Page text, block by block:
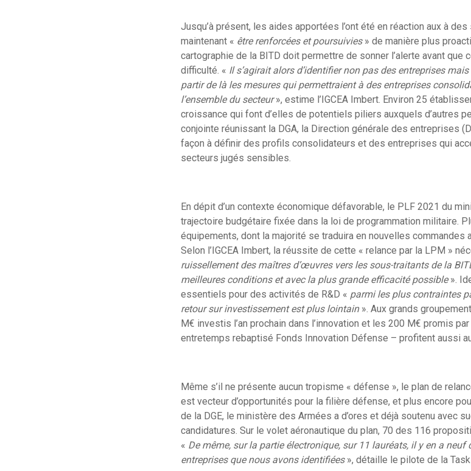
Jusqu’à présent, les aides apportées l’ont été en réaction aux à
maintenant « être renforcées et poursuivies» de manière plus
cartographie de la BITD doit permettre de sonner l’alerte avant que
difficulté. « Il s’agirait alors d’identifier non pas des entreprises
partir de là les mesures qui permettraient à des entreprises
l’ensemble du secteur», estime l’IGCEA Imbert. Environ 25
croissance qui font d’elles de potentiels piliers auxquels d’autres
conjointe réunissant la DGA, la Direction générale des entreprises
façon à définir des profils consolidateurs et des entreprises qui
secteurs jugés sensibles.
En dépit d’un contexte économique défavorable, le PLF 2021 du
trajectoire budgétaire fixée dans la loi de programmation militaire.
équipements, dont la majorité se traduira en nouvelles
Selon l’IGCEA Imbert, la réussite de cette « relance par la LPM »
ruissellement des maîtres d’œuvres vers les sous-traitants de la
meilleures conditions et avec la plus grande efficacité possible».
essentiels pour des activités de R&D « parmi les plus contraintes
retour sur investissement est plus lointain». Aux grands
M€ investis l’an prochain dans l’innovation et les 200 M€ promis
entretemps rebaptisé Fonds Innovation Défense – profitent aussi
Même s’il ne présente aucun tropisme « défense », le plan de
est vecteur d’opportunités pour la filière défense, et plus encore
de la DGE, le ministère des Armées a d’ores et déjà soutenu avec
candidatures. Sur le volet aéronautique du plan, 70 des 116
« De même, sur la partie électronique, sur 11 lauréats, il y en a neuf
entreprises que nous avons identifiées», détaille le pilote de la Task